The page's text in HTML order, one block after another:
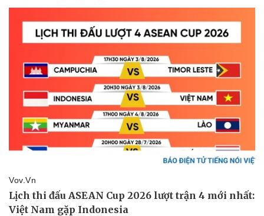
Kinh tế
Bất động sản
Khởi nghiệp
Thị trường
Giá vàng
Tiêu dùng
Tỷ giá
Chứng khoán
Giá cà phê